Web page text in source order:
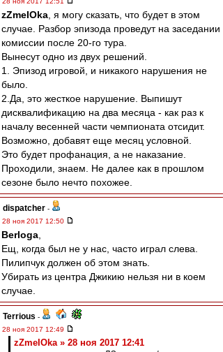
zZmeIOka , я могу сказать, что будет в этом
случае. Разбор эпизода проведут на заседании
комиссии после 20-го тура.
Вынесут одно из двух решений.
1. Эпизод игровой, и никакого нарушения не
было.
2.Да, это жесткое нарушение. Выпишут
дисквалификацию на два месяца - как раз к
началу весенней части чемпионата отсидит.
Возможно, добавят еще месяц условной.
Это будет профанация, а не наказание.
Проходили, знаем. Не далее как в прошлом
сезоне было нечто похожее.
dispatcher -
28 ноя 2017 12:50
Berloga
Ещ, когда был не у нас, часто играл слева.
Пилипчук должен об этом знать.
Убирать из центра Джикию нельзя ни в коем
случае.
Terrious -
28 ноя 2017 12:49
zZmeIOka » 28 ноя 2017 12:41